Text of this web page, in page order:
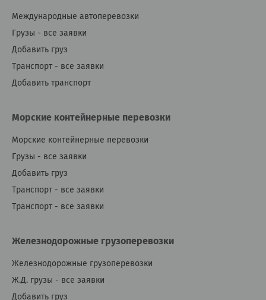
Международные автоперевозки
Грузы - все заявки
Добавить груз
Транспорт - все заявки
Добавить транспорт
Морские контейнерные перевозки
Морские контейнерные перевозки
Грузы - все заявки
Добавить груз
Транспорт - все заявки
Транспорт - все заявки
Железнодорожные грузоперевозки
Железнодорожные грузоперевозки
Ж.Д. грузы - все заявки
Добавить груз